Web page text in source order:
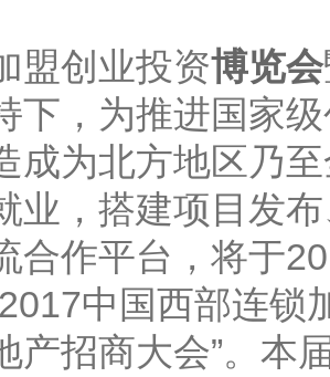
盟创业投资博览会
下，为推进国家
成为北方地区乃
业，搭建项目发
合作平台，将于
中国西部连
产招商大会”。本